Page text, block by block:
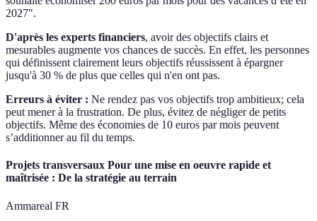
2027".
D'après les experts financiers, avoir des objectifs clairs et
mesurables augmente vos chances de succès. En effet, les personnes
qui définissent clairement leurs objectifs réussissent à épargner
jusqu'à 30 % de plus que celles qui n'en ont pas.
Erreurs à éviter : Ne rendez pas vos objectifs trop ambitieux; cela
peut mener à la frustration. De plus, évitez de négliger de petits
objectifs. Même des économies de 10 euros par mois peuvent
s’additionner au fil du temps.
Projets transversaux Pour une mise en oeuvre rapide et
maîtrisée : De la stratégie au terrain
Ammareal FR